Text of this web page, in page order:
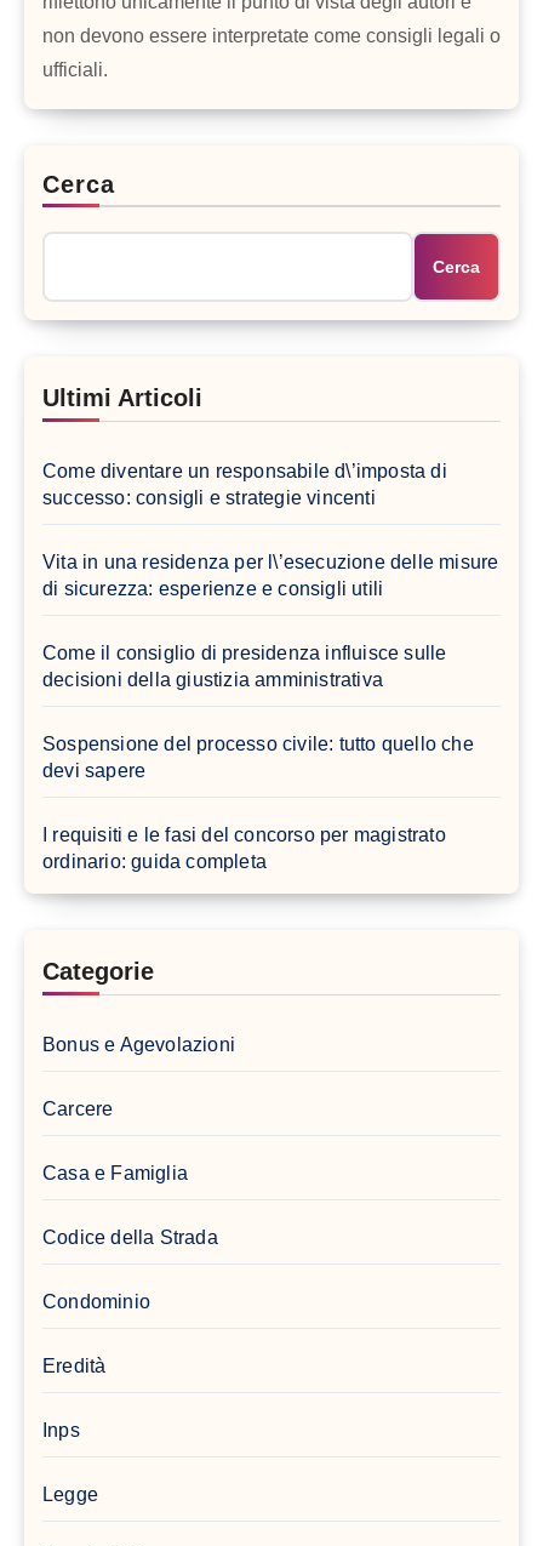
non devono essere interpretate come consigli legali o
ufficiali.
Cerca
Cerca
Ultimi Articoli
Come diventare un responsabile d\’imposta di
successo: consigli e strategie vincenti
Vita in una residenza per l\’esecuzione delle misure
di sicurezza: esperienze e consigli utili
Come il consiglio di presidenza influisce sulle
decisioni della giustizia amministrativa
Sospensione del processo civile: tutto quello che
devi sapere
I requisiti e le fasi del concorso per magistrato
ordinario: guida completa
Categorie
Bonus e Agevolazioni
Carcere
Casa e Famiglia
Codice della Strada
Condominio
Eredità
Inps
Legge